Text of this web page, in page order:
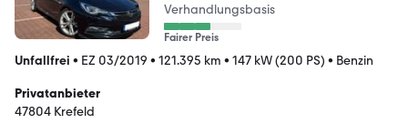
Verhandlungsbasis
Fairer Preis
Unfallfrei • EZ 03/2019 • 121.395 km • 147 kW (200 PS) • Benzin
Privatanbieter
47804 Krefeld